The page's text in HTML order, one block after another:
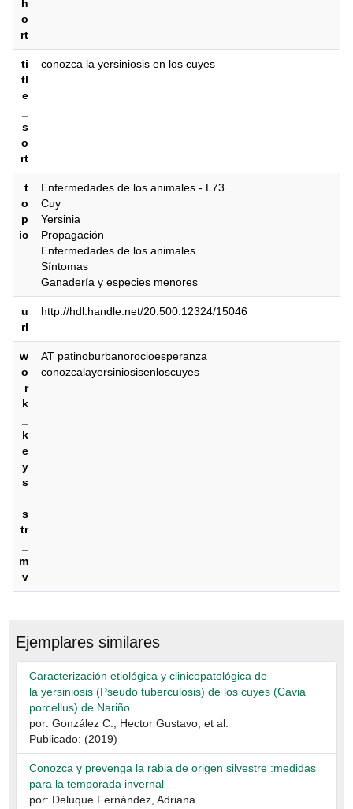
h
o
rt
ti
tl
e
s
o
rt
conozca la yersiniosis en los cuyes
t
o
p
ic
Enfermedades de los animales - L73
Cuy
Yersinia
Propagación
Enfermedades de los animales
Síntomas
Ganadería y especies menores
u
rl
http://hdl.handle.net/20.500.12324/15046
w
o
r
k
k
e
y
s
s
tr
m
v
AT patinoburbanorocioesperanza
conozcalayersiniosisenloscuyes
Ejemplares similares
Caracterización etiológica y clinicopatológica de
la yersiniosis (Pseudo tuberculosis) de los cuyes (Cavia
porcellus) de Nariño
por: González C., Hector Gustavo, et al.
Publicado: (2019)
Conozca y prevenga la rabia de origen silvestre :medidas
para la temporada invernal
por: Deluque Fernández, Adriana